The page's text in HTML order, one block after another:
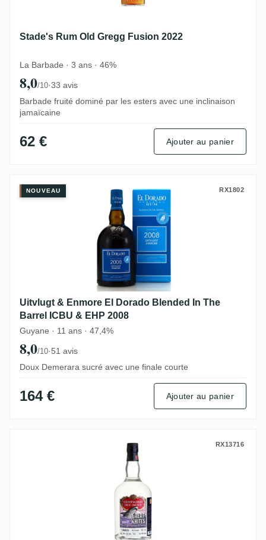
Stade's Rum Old Gregg Fusion 2022
La Barbade · 3 ans · 46%
8,0/10·33 avis
Barbade fruité dominé par les esters avec une inclinaison
jamaïcaine
62 € Ajouter au panier
Uitvlugt & Enmore El Dorado Blended In
NOUVEAU RX1802
Uitvlugt & Enmore El Dorado Blended In The
Barrel ICBU & EHP 2008
Guyane · 11 ans · 47,4%
8,0/10·51 avis
Doux Demerara sucré avec une finale courte
164 € Ajouter au panier
CDI New Yarmouth Great Whites RX13716